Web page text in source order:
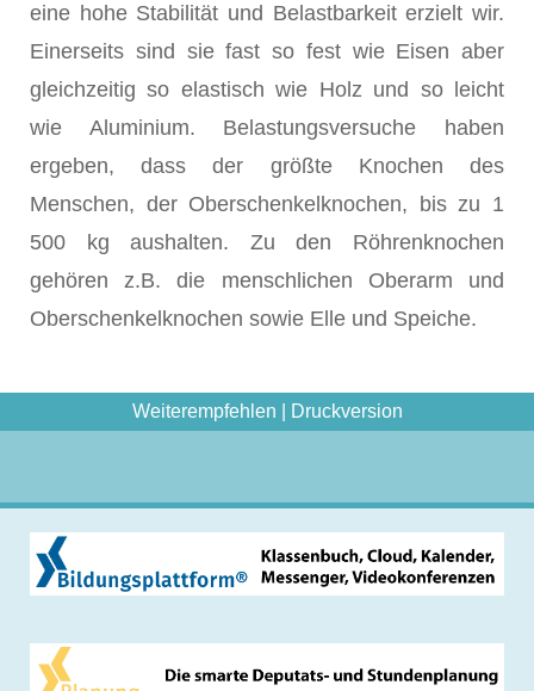
eine hohe Stabilität und Belastbarkeit erzielt wir.
Einerseits sind sie fast so fest wie Eisen aber
gleichzeitig so elastisch wie Holz und so leicht
wie Aluminium. Belastungsversuche haben
ergeben, dass der größte Knochen des
Menschen, der Oberschenkelknochen, bis zu 1
500 kg aushalten. Zu den Röhrenknochen
gehören z.B. die menschlichen Oberarm und
Oberschenkelknochen sowie Elle und Speiche.
Weiterempfehlen Druckversion